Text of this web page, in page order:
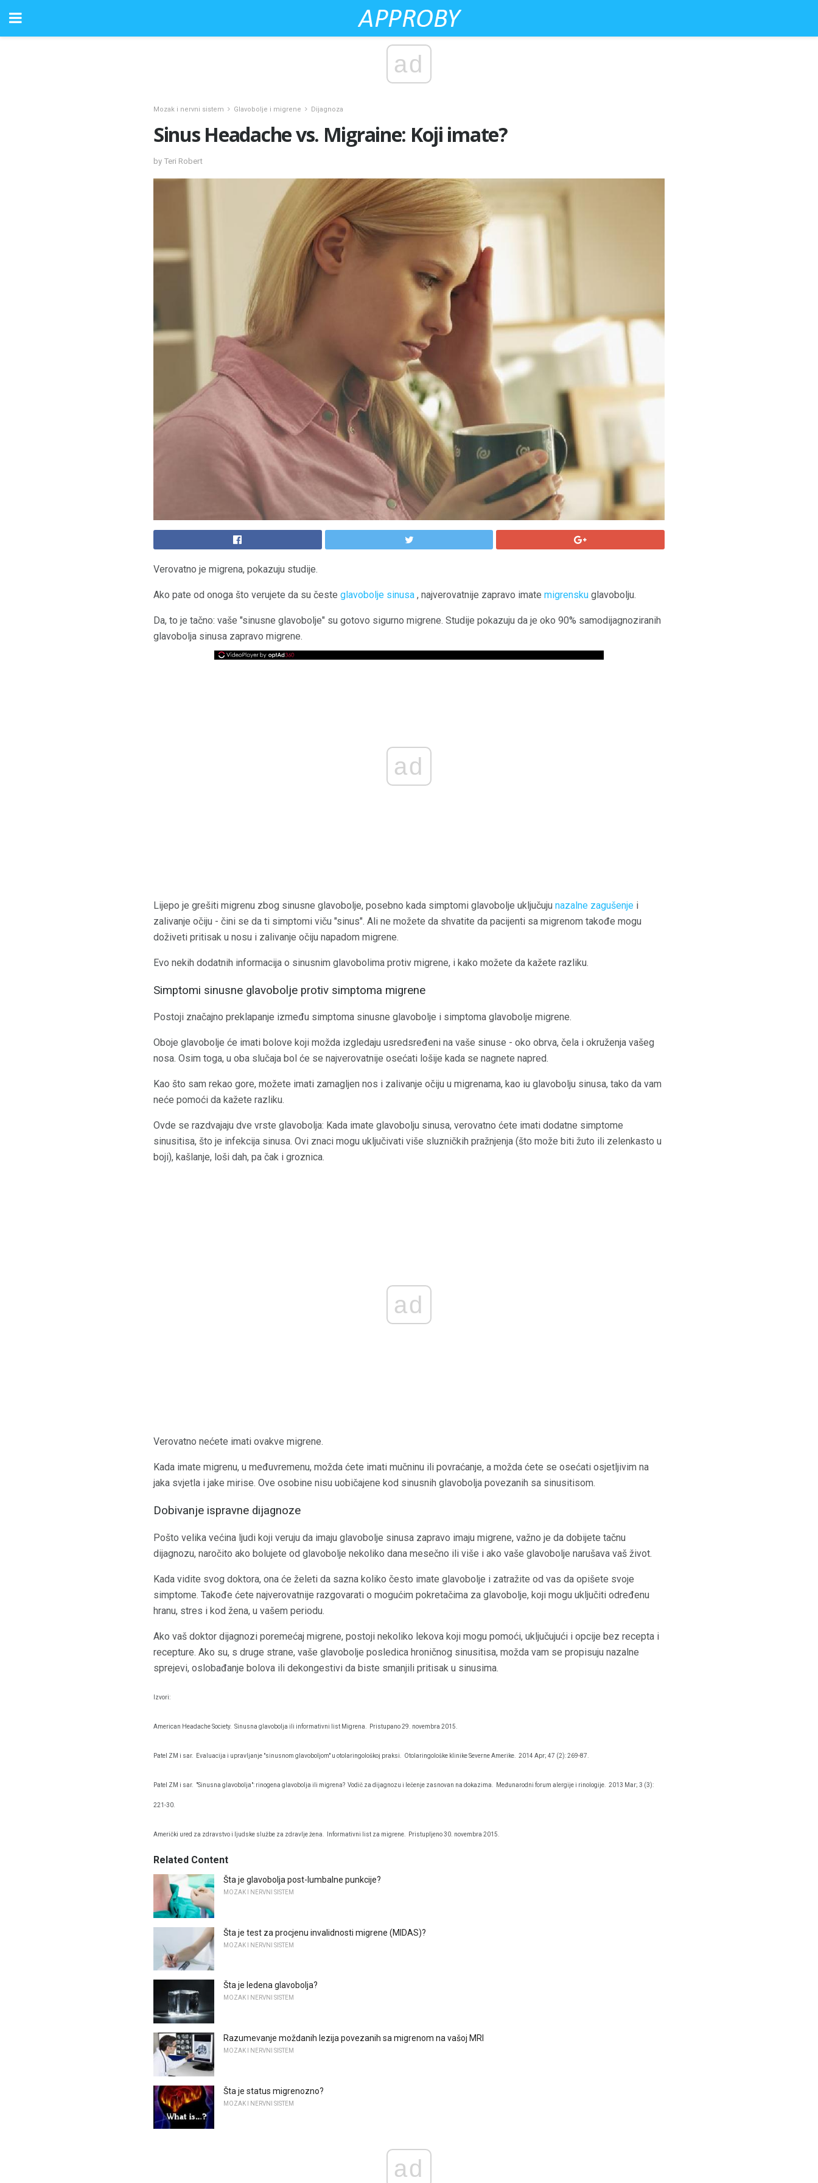
ad
Mozak i nervni sistem Glavobolje i migrene Dijagnoza
Sinus Headache vs. Migraine: Koji imate?
by Teri Robert
Verovatno je migrena, pokazuju studije.
Ako pate od onoga što verujete da su česte glavobolje sinusa , najverovatnije zapravo imate migrensku glavobolju.
Da, to je tačno: vaše "sinusne glavobolje" su gotovo sigurno migrene. Studije pokazuju da je oko 90% samodijagnoziranih
glavobolja sinusa zapravo migrene.
ad
Lijepo je grešiti migrenu zbog sinusne glavobolje, posebno kada simptomi glavobolje uključuju nazalne zagušenje i
zalivanje očiju - čini se da ti simptomi viču "sinus". Ali ne možete da shvatite da pacijenti sa migrenom takođe mogu
doživeti pritisak u nosu i zalivanje očiju napadom migrene.
Evo nekih dodatnih informacija o sinusnim glavobolima protiv migrene, i kako možete da kažete razliku.
Simptomi sinusne glavobolje protiv simptoma migrene
Postoji značajno preklapanje između simptoma sinusne glavobolje i simptoma glavobolje migrene.
Oboje glavobolje će imati bolove koji možda izgledaju usredsređeni na vaše sinuse - oko obrva, čela i okruženja vašeg
nosa. Osim toga, u oba slučaja bol će se najverovatnije osećati lošije kada se nagnete napred.
Kao što sam rekao gore, možete imati zamagljen nos i zalivanje očiju u migrenama, kao iu glavobolju sinusa, tako da vam
neće pomoći da kažete razliku.
Ovde se razdvajaju dve vrste glavobolja: Kada imate glavobolju sinusa, verovatno ćete imati dodatne simptome
sinusitisa, što je infekcija sinusa. Ovi znaci mogu uključivati ​​više sluzničkih pražnjenja (što može biti žuto ili zelenkasto u
boji), kašlanje, loši dah, pa čak i groznica.
ad
Verovatno nećete imati ovakve migrene.
Kada imate migrenu, u međuvremenu, možda ćete imati mučninu ili povraćanje, a možda ćete se osećati osjetljivim na
jaka svjetla i jake mirise. Ove osobine nisu uobičajene kod sinusnih glavobolja povezanih sa sinusitisom.
Dobivanje ispravne dijagnoze
Pošto velika većina ljudi koji veruju da imaju glavobolje sinusa zapravo imaju migrene, važno je da dobijete tačnu
dijagnozu, naročito ako bolujete od glavobolje nekoliko dana mesečno ili više i ako vaše glavobolje narušava vaš život.
Kada vidite svog doktora, ona će želeti da sazna koliko često imate glavobolje i zatražite od vas da opišete svoje
simptome. Takođe ćete najverovatnije razgovarati o mogućim pokretačima za glavobolje, koji mogu uključiti određenu
hranu, stres i kod žena, u vašem periodu.
Ako vaš doktor dijagnozi poremećaj migrene, postoji nekoliko lekova koji mogu pomoći, uključujući i opcije bez recepta i
recepture. Ako su, s druge strane, vaše glavobolje posledica hroničnog sinusitisa, možda vam se propisuju nazalne
sprejevi, oslobađanje bolova ili dekongestivi da biste smanjili pritisak u sinusima.
Izvori:
American Headache Society. Sinusna glavobolja ili informativni list Migrena. Pristupano 29. novembra 2015.
Patel ZM i sar. Evaluacija i upravljanje "sinusnom glavoboljom" u otolaringološkoj praksi. Otolaringološke klinike Severne Amerike. 2014 Apr; 47 (2): 269-87.
Patel ZM i sar. "Sinusna glavobolja": rinogena glavobolja ili migrena? Vodič za dijagnozu i lečenje zasnovan na dokazima. Međunarodni forum alergije i rinologije. 2013 Mar; 3 (3):
221-30.
Američki ured za zdravstvo i ljudske službe za zdravlje žena. Informativni list za migrene. Pristupljeno 30. novembra 2015.
Related Content
Šta je glavobolja post-lumbalne punkcije?
MOZAK I NERVNI SISTEM
Šta je test za procjenu invalidnosti migrene (MIDAS)?
MOZAK I NERVNI SISTEM
Šta je ledena glavobolja?
MOZAK I NERVNI SISTEM
Razumevanje moždanih lezija povezanih sa migrenom na vašoj MRI
MOZAK I NERVNI SISTEM
Šta je status migrenozno?
MOZAK I NERVNI SISTEM
ad